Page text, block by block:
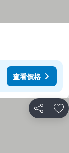
查看價格
分享 加